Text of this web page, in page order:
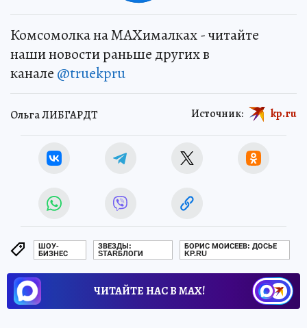
Комсомолка на MAXималках - читайте
наши новости раньше других в
канале @truekpru
Ольга ЛИБГАРДТ Источник: kp.ru
ШОУ-
БИЗНЕС
ЗВЕЗДЫ:
STARБЛОГИ
БОРИС МОИСЕЕВ: ДОСЬЕ
KP.RU
ЧИТАЙТЕ НАС В МАХ!